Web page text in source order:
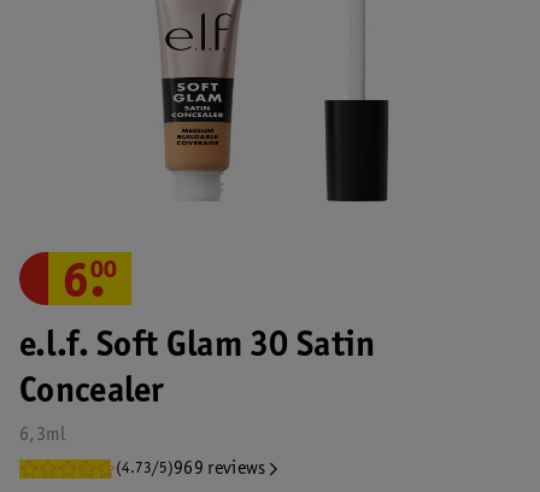
e.l.f. Soft Glam 30 Satin
Concealer
6,3ml
(4.73/5)969 reviews
6.
00